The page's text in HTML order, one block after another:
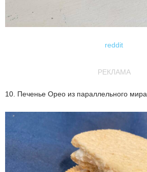
reddit
РЕКЛАМА
10. Печенье Орео из параллельного мира